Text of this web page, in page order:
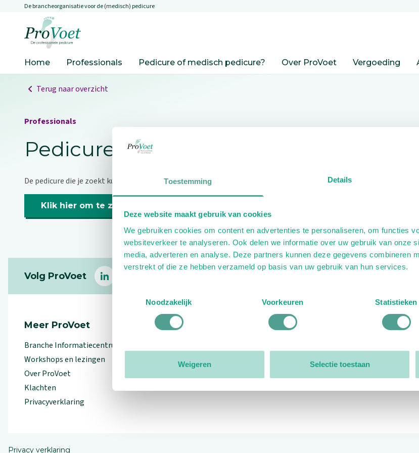
Toestemming Details
Deze website maakt gebruik van cookies
We gebruiken cookies om content en advertenties te personaliseren, om functies
websiteverkeer te analyseren. Ook delen we informatie over uw gebruik van onze
media, adverteren en analyse. Deze partners kunnen deze gegevens combineren
verstrekt of die ze hebben verzameld op basis van uw gebruik van hun services.
Noodzakelijk
Voorkeuren Statistieken
Weigeren Selectie toestaan
Overslaan en naar de inhoud gaan
De brancheorganisatie voor de (medisch) pedicure
Home Professionals Pedicure of medisch pedicure? Over ProVoet Vergoeding
Terug naar overzicht
Professionals
Pedicure niet gevonden
De pedicure die je zoekt kunnen we niet vinden.
Klik hier om te zoeken naar een andere pedicure.
Volg ProVoet
linkedin
Meer ProVoet
Branche Informatiecentrum
Workshops en lezingen
Over ProVoet
Klachten
Privacyverklaring
Organisatie
Privacy verklaring